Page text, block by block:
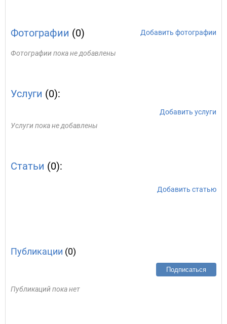
Фотографии (0) Добавить фотографии
Фотографии пока не добавлены
Услуги (0):
Добавить услуги
Услуги пока не добавлены
Статьи (0):
Добавить статью
Публикации (0)
Подписаться
Публикаций пока нет